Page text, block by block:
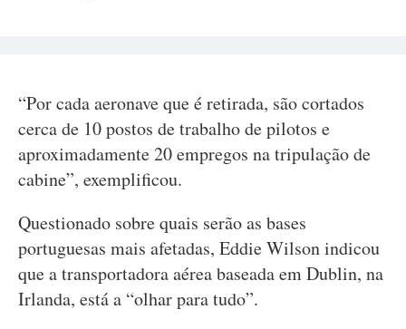
“Por cada aeronave que é retirada, são cortados
cerca de 10 postos de trabalho de pilotos e
aproximadamente 20 empregos na tripulação de
cabine”, exemplificou.
Questionado sobre quais serão as bases
portuguesas mais afetadas, Eddie Wilson indicou
que a transportadora aérea baseada em Dublin, na
Irlanda, está a “olhar para tudo”.